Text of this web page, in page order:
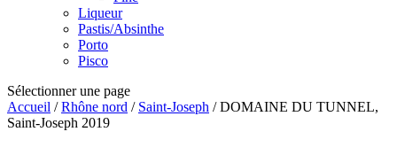
Liqueur
Pastis/Absinthe
Porto
Pisco
Sélectionner une page
Accueil /Rhône nord / Saint-Joseph / DOMAINE DU TUNNEL,
Saint-Joseph 2019